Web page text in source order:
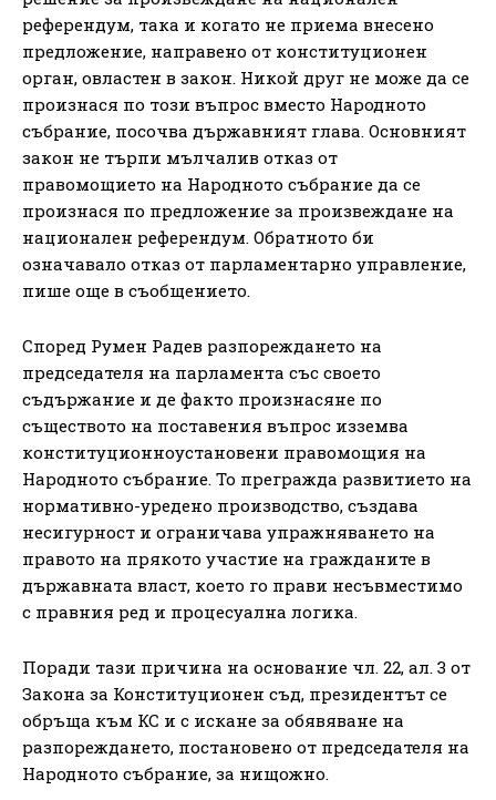
референдум, така и когато не приема внесено
предложение, направено от конституционен
орган, овластен в закон. Никой друг не може да се
произнася по този въпрос вместо Народното
събрание, посочва държавният глава. Основният
закон не търпи мълчалив отказ от
правомощието на Народното събрание да се
произнася по предложение за произвеждане на
национален референдум. Обратното би
означавало отказ от парламентарно управление,
пише още в съобщението.
Според Румен Радев разпореждането на
председателя на парламента със своето
съдържание и де факто произнасяне по
съществото на поставения въпрос изземва
конституционноустановени правомощия на
Народното събрание. То прегражда развитието на
нормативно-уредено производство, създава
несигурност и ограничава упражняването на
правото на прякото участие на гражданите в
държавната власт, което го прави несъвместимо
с правния ред и процесуална логика.
Поради тази причина на основание чл. 22, ал. 3 от
Закона за Конституционен съд, президентът се
обръща към КС и с искане за обявяване на
разпореждането, постановено от председателя на
Народното събрание, за нищожно.